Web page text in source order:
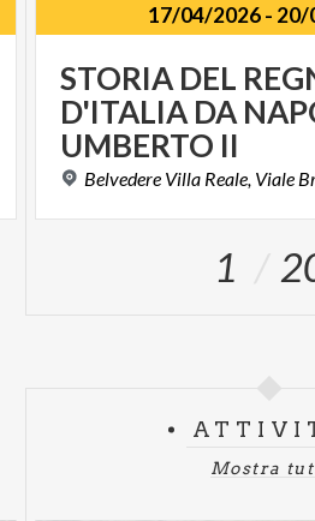
17/04/2026- 20/
STORIA DEL
D'ITALIA DA
UMBERTO II
Belvedere Villa Reale, Viale
1
Mostra